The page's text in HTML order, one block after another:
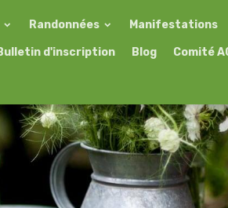
Randonnées Manifestations
d'inscription Blog Comité